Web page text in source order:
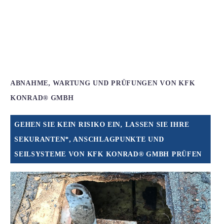
ABNAHME, WARTUNG UND PRÜFUNGEN VON KFK
KONRAD® GMBH
GEHEN SIE KEIN RISIKO EIN, LASSEN SIE IHRE
SEKURANTEN*, ANSCHLAGPUNKTE UND
SEILSYSTEME VON KFK KONRAD® GMBH PRÜFEN